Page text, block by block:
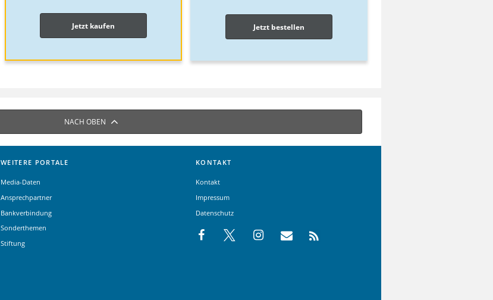
Jetzt kaufen Jetzt bestellen
NACH OBEN
WEITERE PORTALE
Media-Daten
Ansprechpartner
Bankverbindung
Sonderthemen
Stiftung
KONTAKT
Kontakt
Impressum
Datenschutz